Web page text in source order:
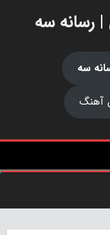
رسانه سه
سه
آهنگ